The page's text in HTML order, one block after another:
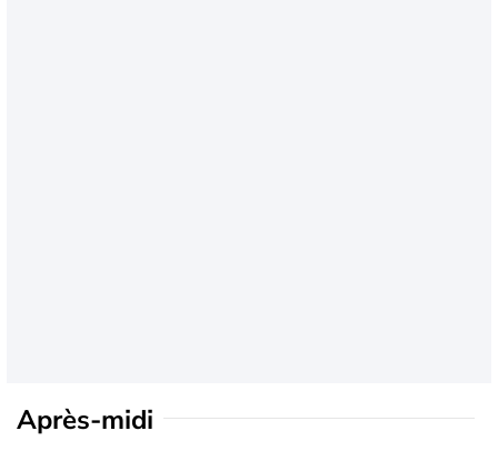
Après-midi